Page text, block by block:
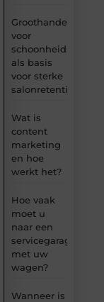
Groothandel
voor
als basis
voor sterke
salonretentie
Wat is
content
marketing
en hoe
werkt het?
Hoe vaak
moet u
naar een
servicegarage
met uw
wagen?
Wanneer is